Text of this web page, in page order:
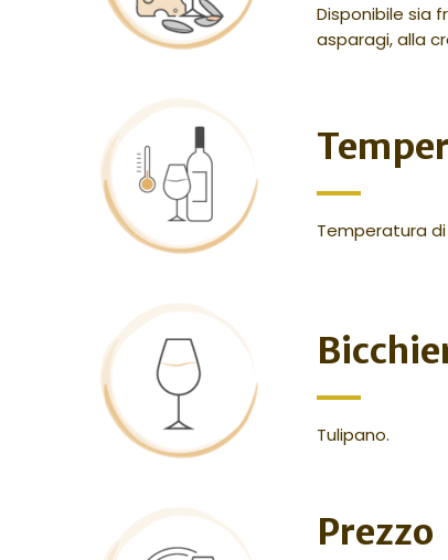
Disponibile sia
asparagi, alla
Temperatura di
Tulipano.
Prezzo